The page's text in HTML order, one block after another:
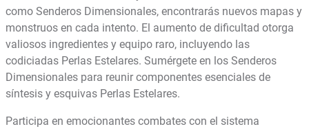
como Senderos Dimensionales, encontrarás nuevos mapas y
monstruos en cada intento. El aumento de dificultad otorga
valiosos ingredientes y equipo raro, incluyendo las
codiciadas Perlas Estelares. Sumérgete en los Senderos
Dimensionales para reunir componentes esenciales de
síntesis y esquivas Perlas Estelares.
Participa en emocionantes combates con el sistema